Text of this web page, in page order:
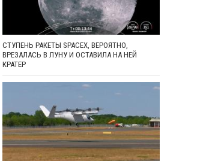
СТУПЕНЬ РАКЕТЫ SPACEX, ВЕРОЯТНО,
ВРЕЗАЛАСЬ В ЛУНУ И ОСТАВИЛА НА НЕЙ
КРАТЕР